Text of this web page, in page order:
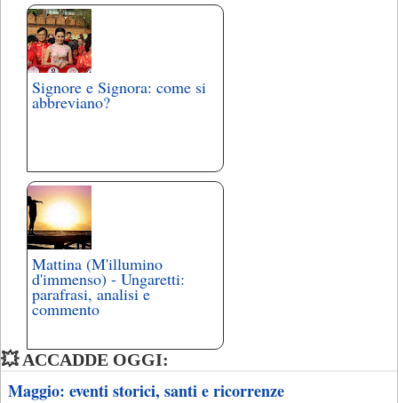
Signore e Signora: come si
abbreviano?
Mattina (M'illumino
d'immenso) - Ungaretti:
parafrasi, analisi e
commento
💥 ACCADDE OGGI:
Maggio: eventi storici, santi e ricorrenze